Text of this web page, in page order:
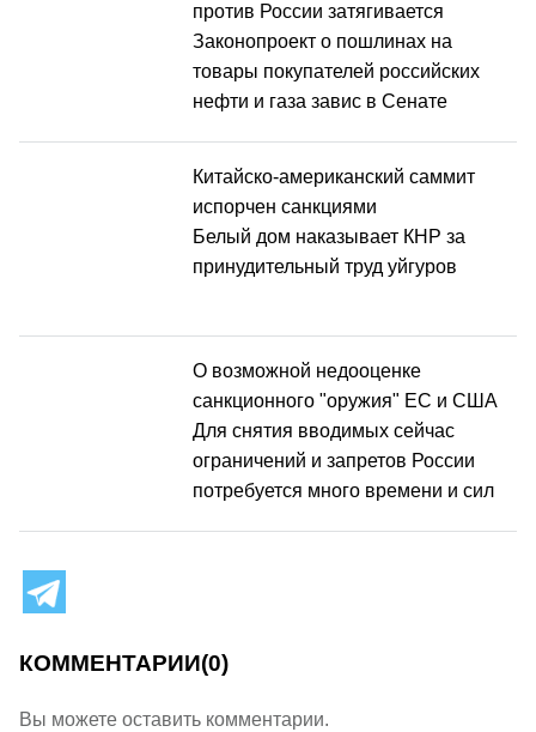
против России затягивается
Законопроект о пошлинах на
товары покупателей российских
нефти и газа завис в Сенате
Китайско-американский саммит
испорчен санкциями
Белый дом наказывает КНР за
принудительный труд уйгуров
О возможной недооценке
санкционного "оружия" ЕС и США
Для снятия вводимых сейчас
ограничений и запретов России
потребуется много времени и сил
КОММЕНТАРИИ(0)
Вы можете оставить комментарии.